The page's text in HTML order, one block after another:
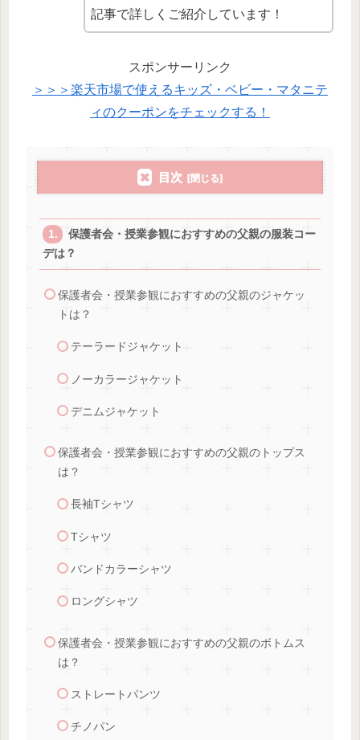
記事で詳しくご紹介しています！
スポンサーリンク
＞＞＞楽天市場で使えるキッズ・ベビー・マタニテ
ィのクーポンをチェックする！
目次
保護者会・授業参観におすすめの父親の服装コー
デは？
保護者会・授業参観におすすめの父親のジャケッ
トは？
テーラードジャケット
ノーカラージャケット
デニムジャケット
保護者会・授業参観におすすめの父親のトップス
は？
長袖Tシャツ
Tシャツ
バンドカラーシャツ
ロングシャツ
保護者会・授業参観におすすめの父親のボトムス
は？
ストレートパンツ
チノパン